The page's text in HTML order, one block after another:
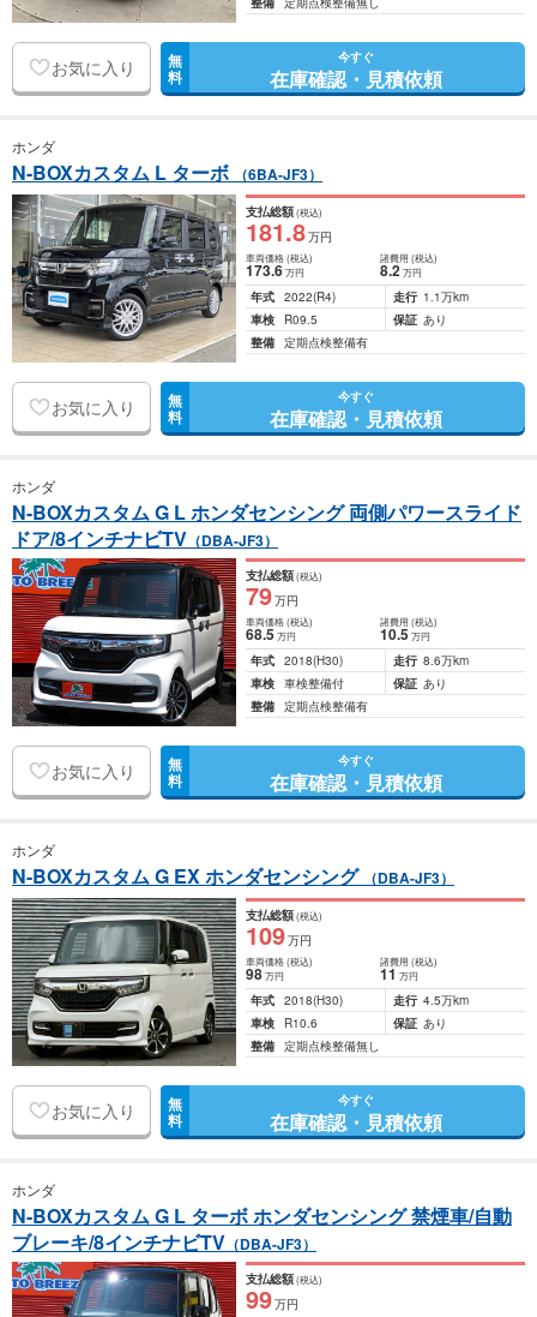
お気に入り 無
料
今すぐ
在庫確認・見積依頼
ホンダ
N-BOXカスタム L ターボ （6BA-JF3）
支払総額(税込)
181.8万円
車両価格(税込)
173.6万円
諸費用 (税込)
8.2 万円
年式 2022(R4) 走行 1.1万km
車検
R09.5 保証 あり
整備 定期点検整備有
お気に入り 無
料
今すぐ
在庫確認・見積依頼
ホンダ
N-BOXカスタム G L ホンダセンシング 両側パワースライド
ドア/8インチナビTV （DBA-JF3）
支払総額(税込)
79万円
車両価格(税込)
68.5万円
諸費用 (税込)
10.5 万円
年式 2018(H30) 走行 8.6万km
車検 車検整備付 保証 あり
整備 定期点検整備有
お気に入り 無
料
今すぐ
在庫確認・見積依頼
ホンダ
N-BOXカスタム G EX ホンダセンシング （DBA-JF3）
支払総額(税込)
109万円
車両価格(税込)
98万円
諸費用 (税込)
11 万円
年式 2018(H30) 走行 4.5万km
車検
R10.6 保証 あり
整備 定期点検整備無し
お気に入り 無
料
今すぐ
在庫確認・見積依頼
ホンダ
N-BOXカスタム G L ターボ ホンダセンシング 禁煙車/自動
ブレーキ/8インチナビTV （DBA-JF3）
支払総額(税込)
99万円